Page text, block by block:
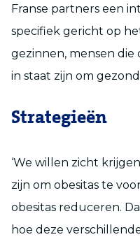
Franse partners een
specifiek gericht op
gezinnen, mensen
in staat zijn om
Strategieën
‘We willen zicht
zijn om obesitas te
obesitas reduceren.
hoe deze